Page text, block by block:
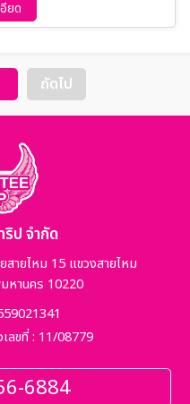
ยด
ถัดไป
ป จำกัด
ายไหม 15 แขวงสายไหม
หานคร 10220
ลขที่ : 11/08779
6884